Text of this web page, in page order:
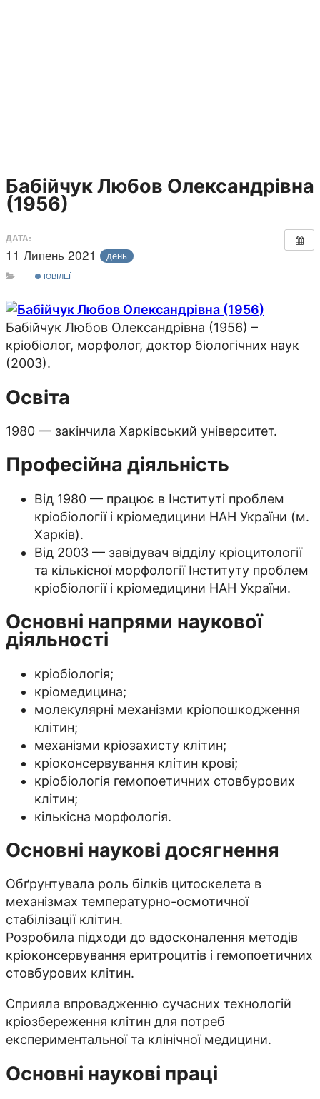
Бабійчук Любов Олександрівна
(1956)
ДАТА:
11 Липень 2021 день
ЮВІЛЕЇ
Бабійчук Любов Олександрівна (1956) –
кріобіолог, морфолог, доктор біологічних наук
(2003).
Освіта
1980 — закінчила Харківський університет.
Професійна діяльність
Від 1980 — працює в Інституті проблем
кріобіології і кріомедицини НАН України (м.
Харків).
Від 2003 — завідувач відділу кріоцитології
та кількісної морфології Інституту проблем
кріобіології і кріомедицини НАН України.
Основні напрями наукової
діяльності
кріобіологія;
кріомедицина;
молекулярні механізми кріопошкодження
клітин;
механізми кріозахисту клітин;
кріоконсервування клітин крові;
кріобіологія гемопоетичних стовбурових
клітин;
кількісна морфологія.
Основні наукові досягнення
Обґрунтувала роль білків цитоскелета в
механізмах температурно-осмотичної
стабілізації клітин.
Розробила підходи до вдосконалення методів
кріоконсервування еритроцитів і гемопоетичних
стовбурових клітин.
Сприяла впровадженню сучасних технологій
кріозбереження клітин для потреб
експериментальної та клінічної медицини.
Основні наукові праці